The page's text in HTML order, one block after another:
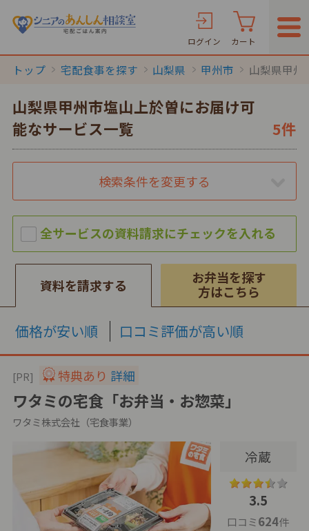
ログイン カート
トップ 宅配食事を探す 山梨県 甲州市 山梨県甲州
山梨県甲州市塩山上於曽にお届け可
能なサービス一覧
5件
検索条件を変更する
資料を請求する
お弁当を探す
方はこちら
価格が安い順 口コミ評価が高い順
[PR] 特典あり 詳細
ワタミの宅食「お弁当・お惣菜」
ワタミ株式会社（宅食事業）
冷蔵
3.5
口コミ624件